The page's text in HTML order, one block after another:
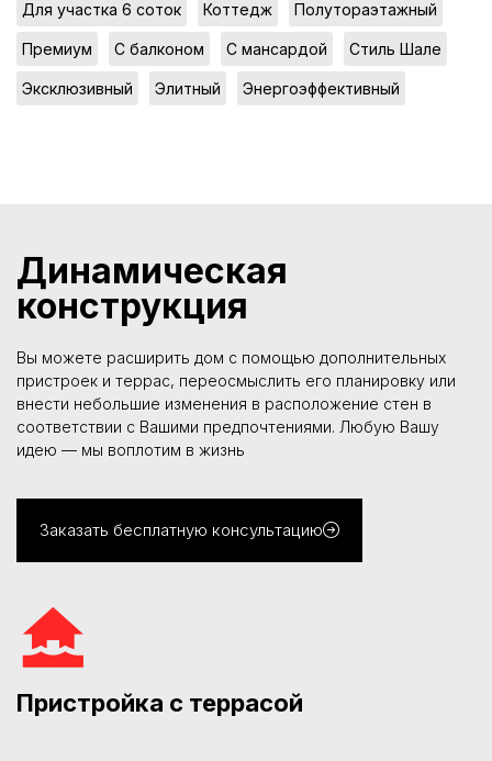
Для участка 6 соток Коттедж Полутораэтажный
Премиум С балконом С мансардой Стиль Шале
Эксклюзивный Элитный Энергоэффективный
Динамическая
конструкция
Вы можете расширить дом с помощью дополнительных
пристроек и террас, переосмыслить его планировку или
внести небольшие изменения в расположение стен в
соответствии с Вашими предпочтениями. Любую Вашу
идею — мы воплотим в жизнь
Заказать бесплатную консультацию
Пристройка с террасой